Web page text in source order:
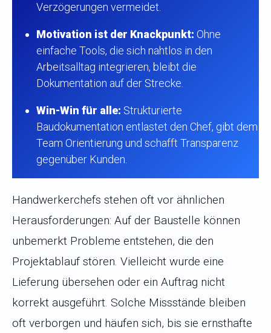
Verzögerungen vermeidet.
Motivation ist der Knackpunkt: Ohne
einfache Tools, die sich nahtlos in den
Arbeitsalltag integrieren, bleibt die
Dokumentation auf der Strecke.
Win-Win für alle: Strukturierte
Baudokumentation entlastet den Chef, gibt dem
Team Orientierung und schafft Transparenz
gegenüber Kunden.
Handwerkerchefs stehen oft vor ähnlichen
Herausforderungen: Auf der Baustelle können
unbemerkt Probleme entstehen, die den
Projektablauf stören. Vielleicht wurde eine
Lieferung übersehen oder ein Auftrag nicht
korrekt ausgeführt. Solche Missstände bleiben
oft verborgen und häufen sich, bis sie ernsthafte